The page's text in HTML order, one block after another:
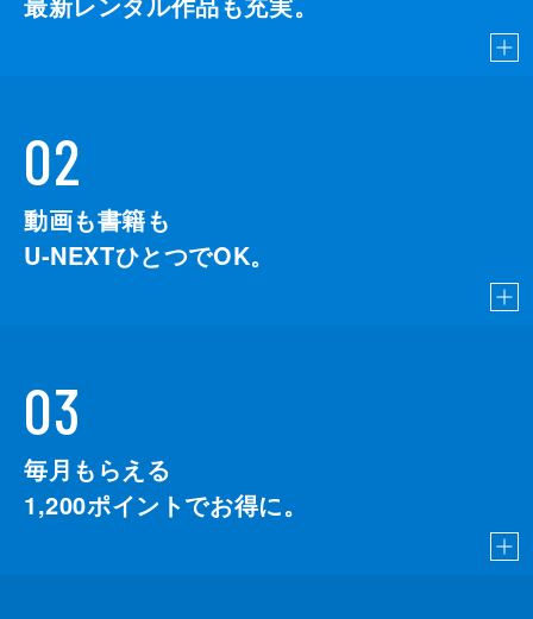
02
動画も書籍も
U-NEXTひとつでOK。
03
毎月もらえる
1,200ポイントでお得に。